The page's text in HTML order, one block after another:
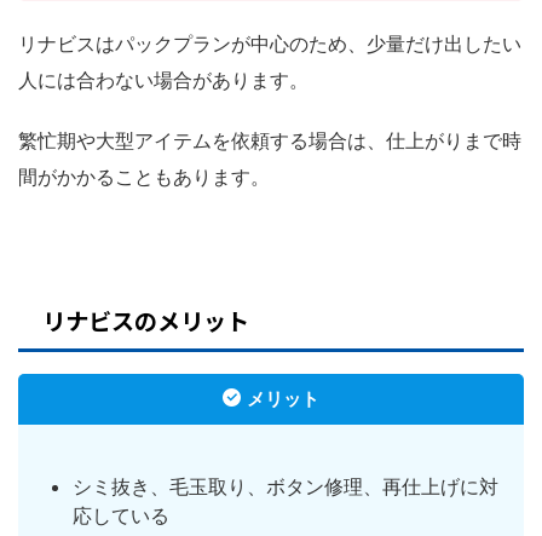
リナビスはパックプランが中心のため、少量だけ出したい
人には合わない場合があります。
繁忙期や大型アイテムを依頼する場合は、仕上がりまで時
間がかかることもあります。
リナビスのメリット
メリット
シミ抜き、毛玉取り、ボタン修理、再仕上げに対
応している